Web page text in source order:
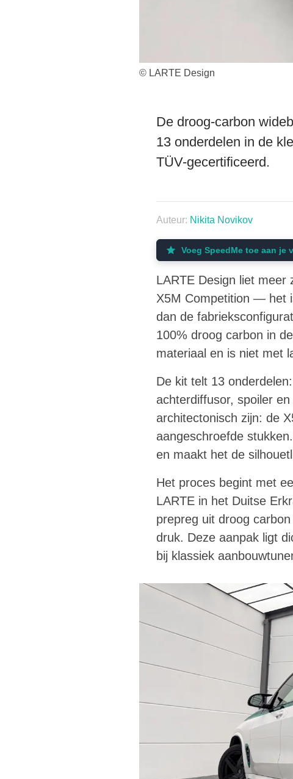
© LARTE Design
De droog-carbon
13 onderdelen in de
TÜV-gecertificeerd.
Auteur: Nikita Novikov
Voeg SpeedMe toe aan
LARTE Design liet
X5M Competition — het
dan de
100% droog carbon in
materiaal en is niet met
De kit telt 13
achterdiffusor, spoiler
architectonisch zijn: de
aangeschroefde
en maakt het de
Het proces begint met
LARTE in het Duitse
prepreg uit droog
druk. Deze aanpak ligt
bij klassiek